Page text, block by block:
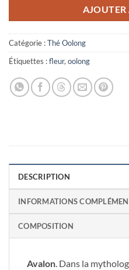
AJOUTER
Catégorie :Thé Oolong
Étiquettes :fleur, oolong
DESCRIPTION
INFORMATIONS
COMPOSITION
Avalon. Dans la